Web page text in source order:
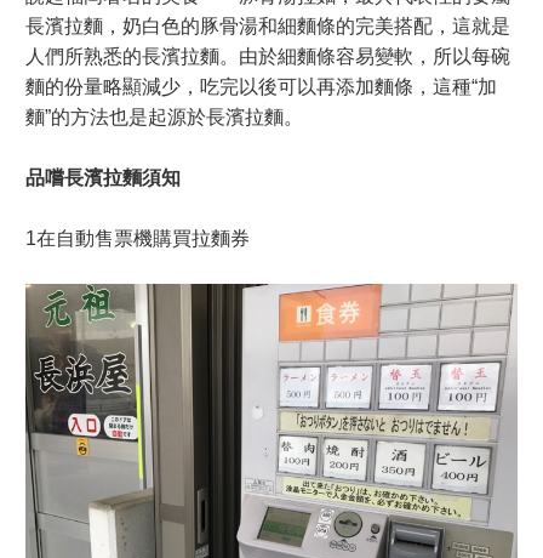
長濱拉麵，奶白色的豚骨湯和細麵條的完美搭配，這就是
人們所熟悉的長濱拉麵。由於細麵條容易變軟，所以每碗
麵的份量略顯減少，吃完以後可以再添加麵條，這種“加
麵”的方法也是起源於長濱拉麵。
品嚐長濱拉麵須知
1在自動售票機購買拉麵券